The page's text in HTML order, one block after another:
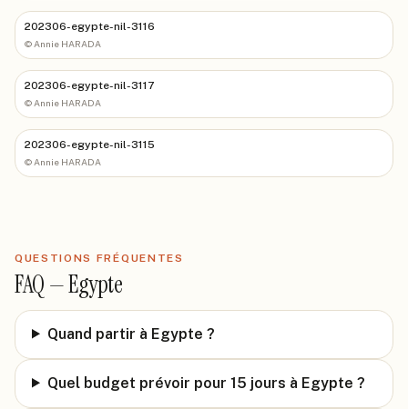
202306-egypte-nil-3116
© Annie HARADA
202306-egypte-nil-3117
© Annie HARADA
202306-egypte-nil-3115
© Annie HARADA
QUESTIONS FRÉQUENTES
FAQ —Egypte
Quand partir à Egypte ?
Quel budget prévoir pour 15 jours à Egypte ?